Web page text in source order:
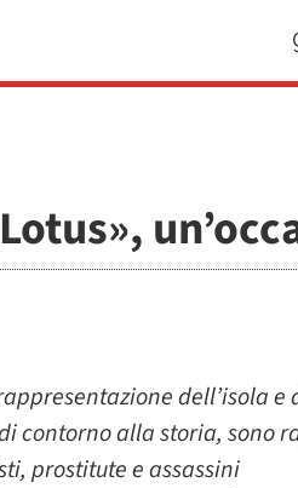
dell’isola
contorno alla storia, sono
prostitute e assassini